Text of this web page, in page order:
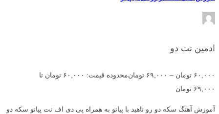
ادمین نت دو
۶۰,۰۰۰ تومان – ۶۹,۰۰۰ تومان
محدوده قیمت: ۶۰,۰۰۰ تومان تا
۶۹,۰۰۰ تومان
آموزش آهنگ سکه دو رو ناهید با پیانو به همراه پی دی اف نت پیانو سکه دو